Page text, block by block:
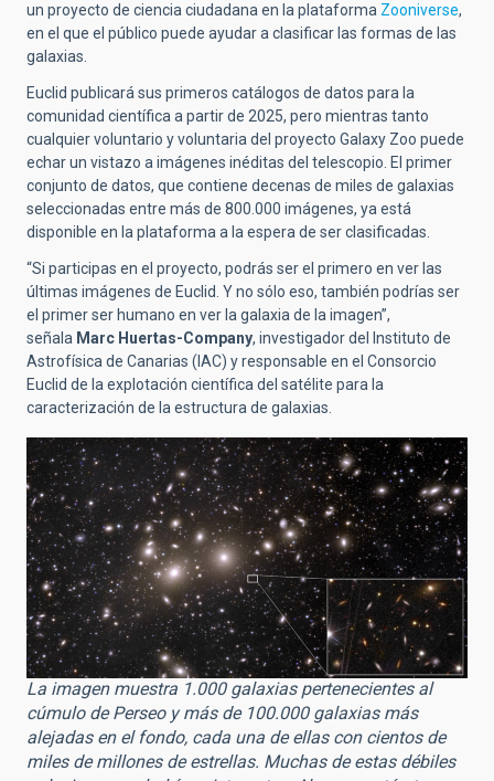
un proyecto de ciencia ciudadana en la plataforma Zooniverse,
en el que el público puede ayudar a clasificar las formas de las
galaxias.
Euclid publicará sus primeros catálogos de datos para la
comunidad científica a partir de 2025, pero mientras tanto
cualquier voluntario y voluntaria del proyecto Galaxy Zoo puede
echar un vistazo a imágenes inéditas del telescopio. El primer
conjunto de datos, que contiene decenas de miles de galaxias
seleccionadas entre más de 800.000 imágenes, ya está
disponible en la plataforma a la espera de ser clasificadas.
“Si participas en el proyecto, podrás ser el primero en ver las
últimas imágenes de Euclid. Y no sólo eso, también podrías ser
el primer ser humano en ver la galaxia de la imagen”,
señala Marc Huertas-Company, investigador del Instituto de
Astrofísica de Canarias (IAC) y responsable en el Consorcio
Euclid de la explotación científica del satélite para la
caracterización de la estructura de galaxias.
La imagen muestra 1.000 galaxias pertenecientes al
cúmulo de Perseo y más de 100.000 galaxias más
alejadas en el fondo, cada una de ellas con cientos de
miles de millones de estrellas. Muchas de estas débiles